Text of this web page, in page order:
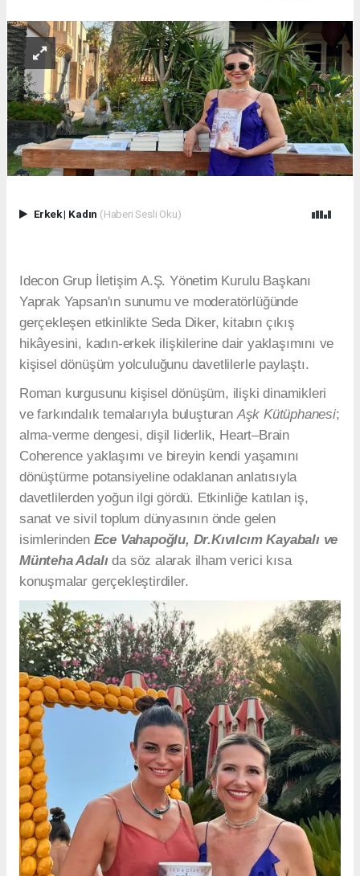
Erkek| Kadın (Haberi Sesli Oku)
Idecon Grup İletişim A.Ş. Yönetim Kurulu Başkanı
Yaprak Yapsan'ın sunumu ve moderatörlüğünde
gerçekleşen etkinlikte Seda Diker, kitabın çıkış
hikâyesini, kadın-erkek ilişkilerine dair yaklaşımını ve
kişisel dönüşüm yolculuğunu davetlilerle paylaştı.
Roman kurgusunu kişisel dönüşüm, ilişki dinamikleri
ve farkındalık temalarıyla buluşturan Aşk Kütüphanesi;
alma-verme dengesi, dişil liderlik, Heart–Brain
Coherence yaklaşımı ve bireyin kendi yaşamını
dönüştürme potansiyeline odaklanan anlatısıyla
davetlilerden yoğun ilgi gördü. Etkinliğe katılan iş,
sanat ve sivil toplum dünyasının önde gelen
isimlerinden Ece Vahapoğlu, Dr.Kıvılcım Kayabalı ve
Münteha Adalıda söz alarak ilham verici kısa
konuşmalar gerçekleştirdiler.